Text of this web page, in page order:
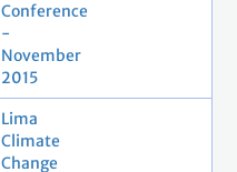
Conference
-
November
2015
Lima
Climate
Change